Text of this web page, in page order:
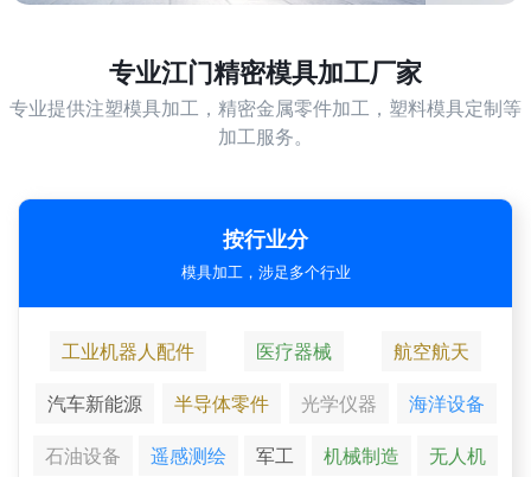
专业江门精密模具加工厂家
专业提供注塑模具加工，精密金属零件加工，塑料模具定制等
加工服务。
按行业分
模具加工，涉足多个行业
工业机器人配件 医疗器械
航空航天
汽车新能源
半导体零件 光学仪器
海洋设备
石油设备
遥感测绘 军工 机械制造
无人机